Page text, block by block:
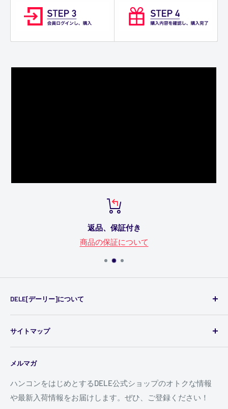
返品、保証付き
商品の保証について
DELE[デーリー]について
トローラー（ハンコン）を中心に、ステアリングホイー
ル、フライトスティック、およびPC、家庭用ゲーム機
（PlayStation、Xbox）用のアクセサリー等、あらゆるゲ
詳しくはこちら
サイトマップ
ご利用ガイド
商品の保証について
個人情報の取り扱いについて
特定商取引法に基づく表示
メルマガ
ハンコンをはじめとするDELE公式ショップのオトクな情報
や最新入荷情報をお届けします。ぜひ、ご登録ください！